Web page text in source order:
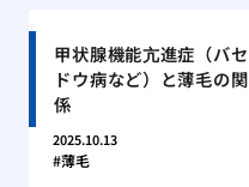
甲状腺機能亢進症（バセ
ドウ病など）と薄毛の関
係
2025.10.13
薄毛